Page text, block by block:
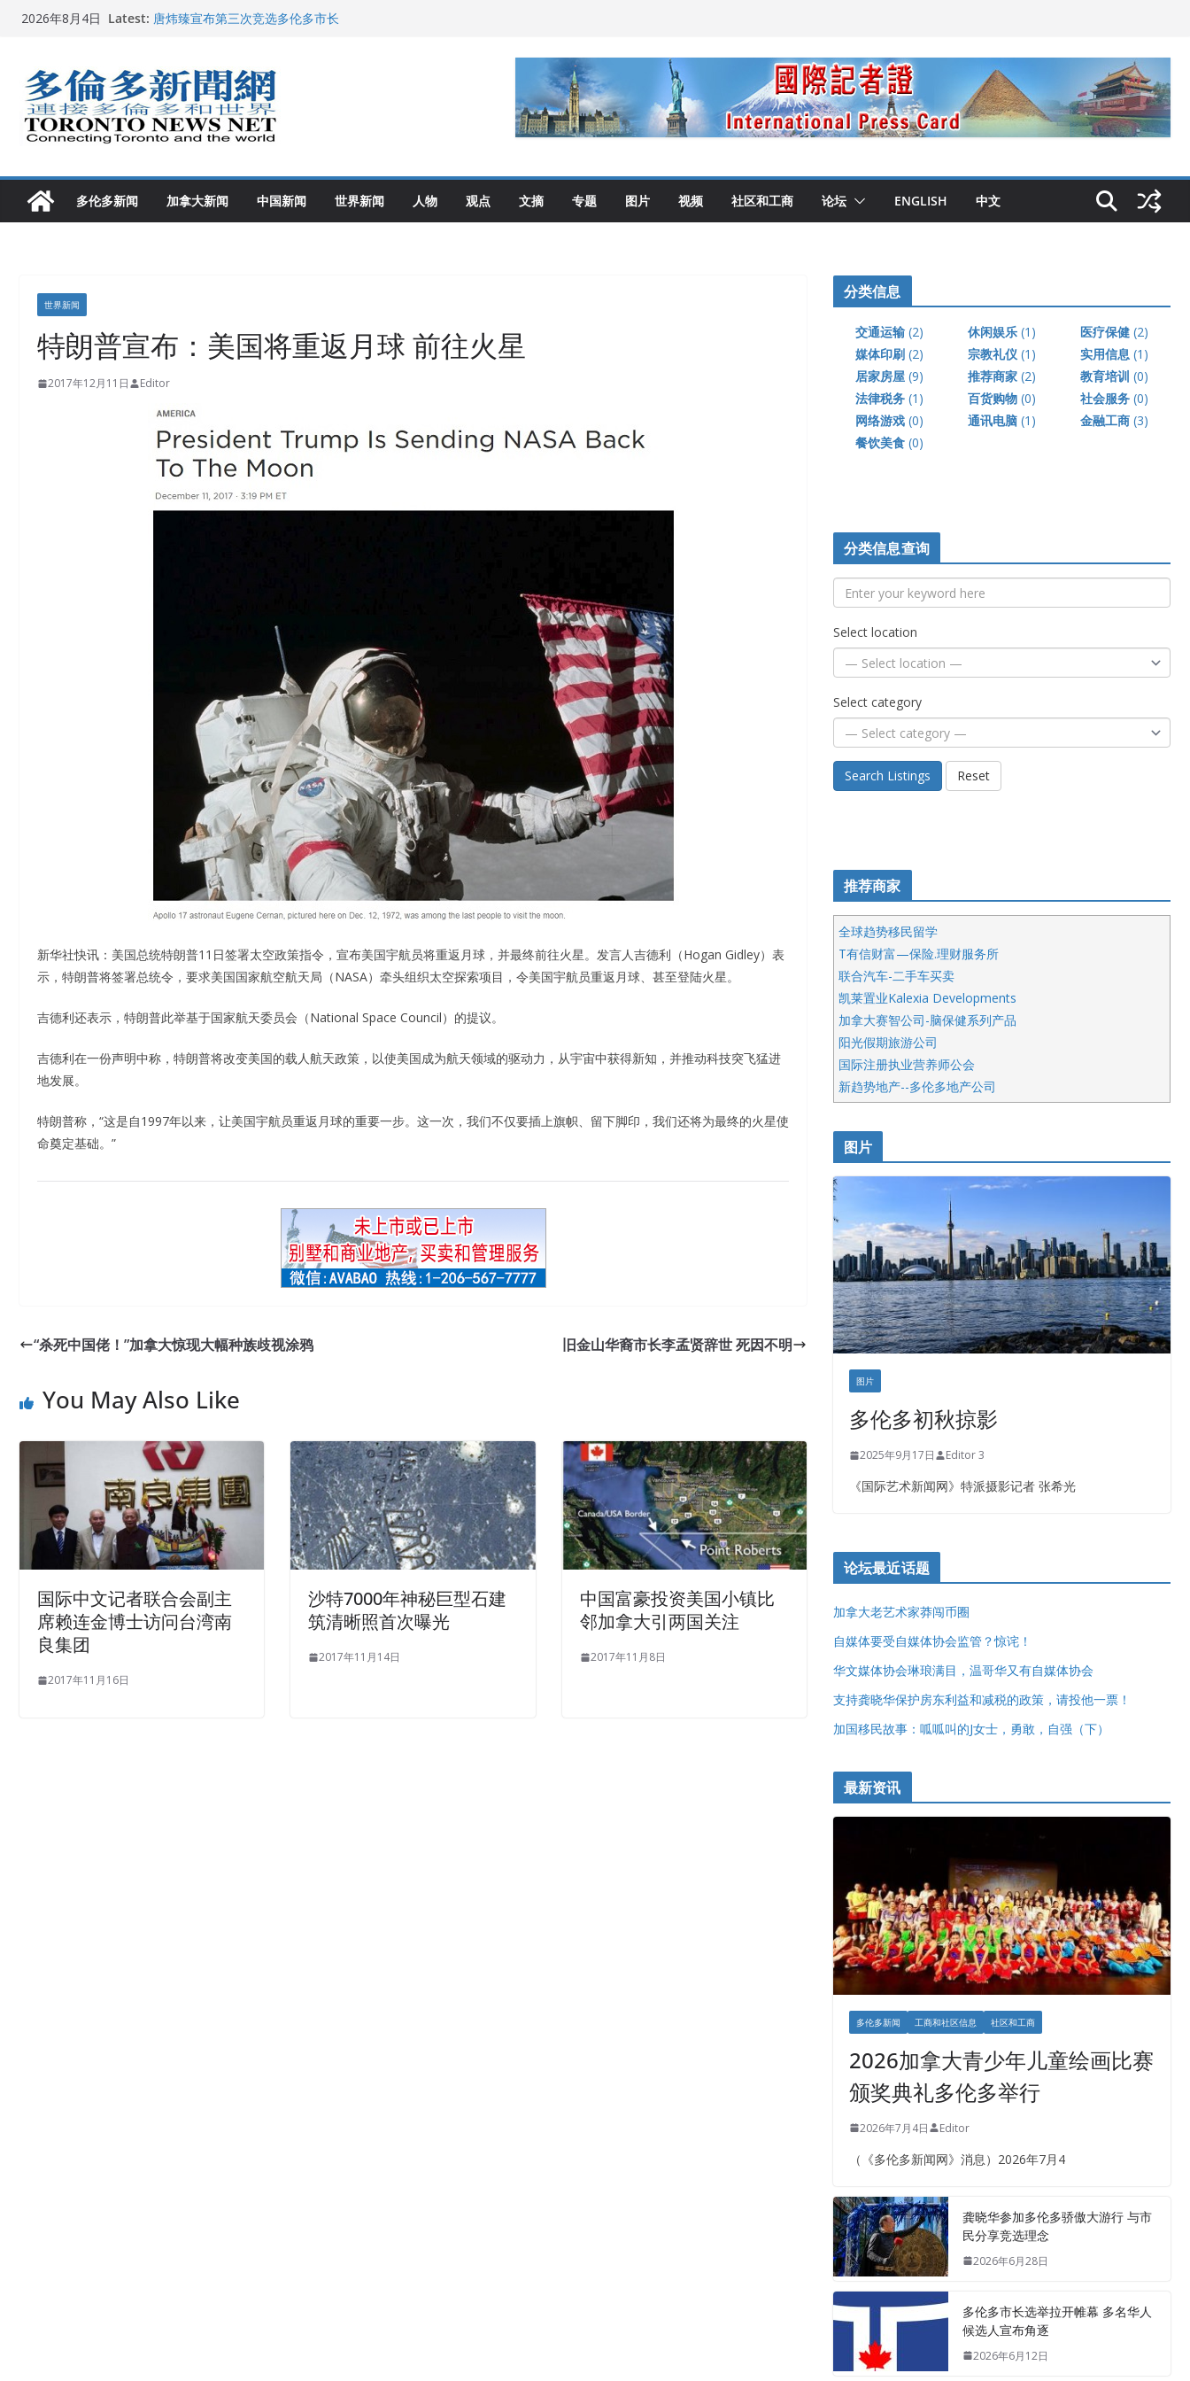
Skip2026年8月4日 Latest: 唐炜臻宣布第三次竞选多伦多市长
多伦多市长选举拉开帷幕 多名华人候选人宣布角逐
2026深圳国际佛事用品展览会暨沉香文化艺术展开幕盛典纪实
多伦多新闻 加拿大新闻 中国新闻 世界新闻 人物 观点 文摘 专题 图片 视频 社区和工商 论坛 ENGLISH 中文
世界新闻
特朗普宣布：美国将重返月球 前往火星
2017年12月11日 Editor
新华社快讯：美国总统特朗普11日签署太空政策指令，宣布美国宇航员将重返月球，并最终前往火星。发言人吉德利（Hogan Gidley）表
示，特朗普将签署总统令，要求美国国家航空航天局（NASA）牵头组织太空探索项目，令美国宇航员重返月球、甚至登陆火星。
吉德利还表示，特朗普此举基于国家航天委员会（National Space Council）的提议。
吉德利在一份声明中称，特朗普将改变美国的载人航天政策，以使美国成为航天领域的驱动力，从宇宙中获得新知，并推动科技突飞猛进
地发展。
特朗普称，“这是自1997年以来，让美国宇航员重返月球的重要一步。这一次，我们不仅要插上旗帜、留下脚印，我们还将为最终的火星使
命奠定基础。”
“杀死中国佬！”加拿大惊现大幅种族歧视涂鸦 旧金山华裔市长李孟贤辞世 死因不明
You May Also Like
国际中文记者联合会副主
席赖连金博士访问台湾南
良集团
2017年11月16日
沙特7000年神秘巨型石建
筑清晰照首次曝光
2017年11月14日
中国富豪投资美国小镇比
邻加拿大引两国关注
2017年11月8日
分类信息
交通运输 (2) 休闲娱乐 (1) 医疗保健 (2)
媒体印刷 (2) 宗教礼仪 (1) 实用信息 (1)
居家房屋 (9) 推荐商家 (2) 教育培训 (0)
法律税务 (1) 百货购物 (0) 社会服务 (0)
网络游戏 (0) 通讯电脑 (1) 金融工商 (3)
餐饮美食 (0)
分类信息查询
Select location
Select category
Search Listings Reset
推荐商家
全球趋势移民留学
T有信财富—保险.理财服务所
联合汽车-二手车买卖
凯莱置业Kalexia Developments
加拿大赛智公司-脑保健系列产品
阳光假期旅游公司
国际注册执业营养师公会
新趋势地产--多伦多地产公司
呱呱电器
开明车行KS CAR SALES & SERVICE
健健宝公司
皇后金融集团
正点印艺设计
图片
图片
多伦多初秋掠影
2025年9月17日 Editor 3
《国际艺术新闻网》特派摄影记者 张希光
论坛最近话题
加拿大老艺术家莽闯币圈
自媒体要受自媒体协会监管？惊诧！
华文媒体协会琳琅满目，温哥华又有自媒体协会
支持龚晓华保护房东利益和减税的政策，请投他一票！
加国移民故事：呱呱叫的J女士，勇敢，自强（下）
最新资讯
多伦多新闻 工商和社区信息 社区和工商
2026加拿大青少年儿童绘画比赛
颁奖典礼多伦多举行
2026年7月4日 Editor
（《多伦多新闻网》消息）2026年7月4
龚晓华参加多伦多骄傲大游行 与市
民分享竞选理念
2026年6月28日
多伦多市长选举拉开帷幕 多名华人
候选人宣布角逐
2026年6月12日